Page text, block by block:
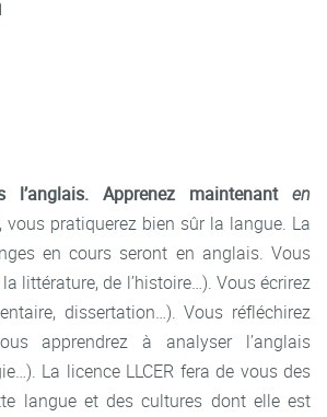
l’anglais. Apprenez maintenant en
vous pratiquerez bien sûr la langue. La
en cours seront en anglais. Vous
littérature, de l’histoire…). Vous écrirez
dissertation…). Vous réfléchirez
apprendrez à analyser l’anglais
La licence LLCER fera de vous des
langue et des cultures dont elle est